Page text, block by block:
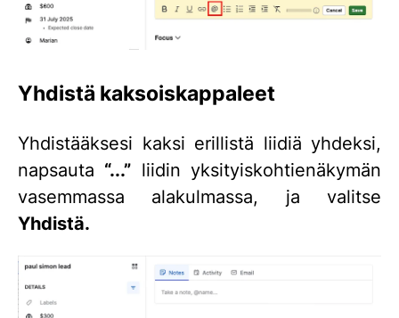
Yhdistä kaksoiskappaleet
Yhdistääksesi kaksi erillistä liidiä yhdeksi,
napsauta “...” liidin yksityiskohtienäkymän
vasemmassa alakulmassa, ja valitse
Yhdistä.